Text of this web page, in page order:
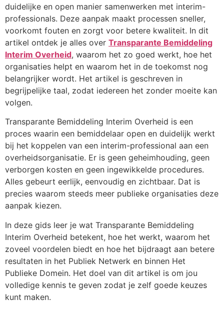
duidelijke en open manier samenwerken met interim-
professionals. Deze aanpak maakt processen sneller,
voorkomt fouten en zorgt voor betere kwaliteit. In dit
artikel ontdek je alles over Transparante Bemiddeling
Interim Overheid, waarom het zo goed werkt, hoe het
organisaties helpt en waarom het in de toekomst nog
belangrijker wordt. Het artikel is geschreven in
begrijpelijke taal, zodat iedereen het zonder moeite kan
volgen.
Transparante Bemiddeling Interim Overheid is een
proces waarin een bemiddelaar open en duidelijk werkt
bij het koppelen van een interim-professional aan een
overheidsorganisatie. Er is geen geheimhouding, geen
verborgen kosten en geen ingewikkelde procedures.
Alles gebeurt eerlijk, eenvoudig en zichtbaar. Dat is
precies waarom steeds meer publieke organisaties deze
aanpak kiezen.
In deze gids leer je wat Transparante Bemiddeling
Interim Overheid betekent, hoe het werkt, waarom het
zoveel voordelen biedt en hoe het bijdraagt aan betere
resultaten in het Publiek Netwerk en binnen Het
Publieke Domein. Het doel van dit artikel is om jou
volledige kennis te geven zodat je zelf goede keuzes
kunt maken.